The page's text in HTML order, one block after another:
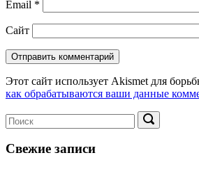
Email *
Сайт
Этот сайт использует Akismet для
как обрабатываются ваши данные
Поиск:
Поиск
Свежие записи